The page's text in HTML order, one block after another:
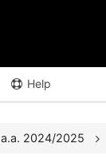
Help
a.a. 2024/2025